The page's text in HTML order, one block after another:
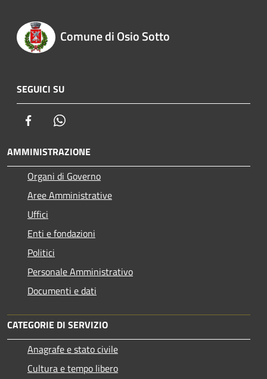
Comune di Osio Sotto
SEGUICI SU
Facebook
AMMINISTRAZIONE
Organi di Governo
Aree Amministrative
Uffici
Enti e fondazioni
Politici
Personale Amministrativo
Documenti e dati
CATEGORIE DI SERVIZIO
Anagrafe e stato civile
Cultura e tempo libero